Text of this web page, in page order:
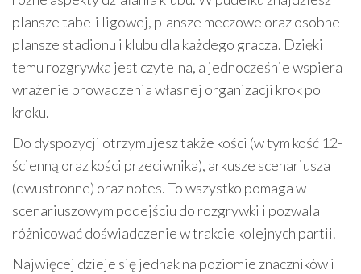
plansze tabeli ligowej, plansze meczowe oraz osobne
plansze stadionu i klubu dla każdego gracza. Dzięki
temu rozgrywka jest czytelna, a jednocześnie wspiera
wrażenie prowadzenia własnej organizacji krok po
kroku.
Do dyspozycji otrzymujesz także kości (w tym kość 12-
ścienną oraz kości przeciwnika), arkusze scenariusza
(dwustronne) oraz notes. To wszystko pomaga w
scenariuszowym podejściu do rozgrywki i pozwala
różnicować doświadczenie w trakcie kolejnych partii.
Najwięcej dzieje się jednak na poziomie znaczników i